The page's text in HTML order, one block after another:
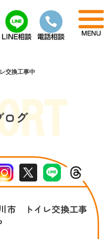
交換工事中
ログ
市 トイレ交換工事